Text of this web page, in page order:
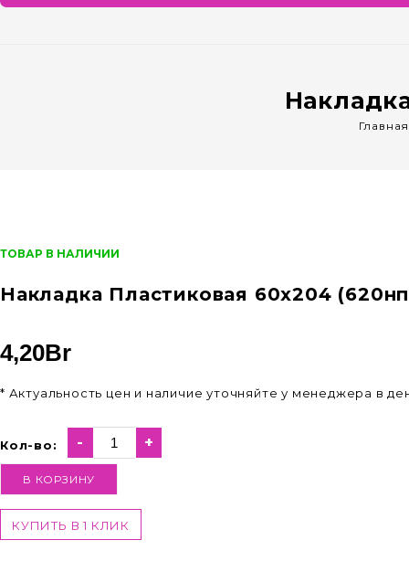
Главная
ТОВАР В НАЛИЧИИ
Накладка Пластиковая 60х204
4,20Br
* Актуальность цен и наличие уточняйте у менеджера в
Кол-во: - +
В КОРЗИНУ
КУПИТЬ В 1 КЛИК